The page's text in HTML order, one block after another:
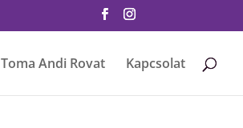
Toma Andi Rovat Kapcsolat